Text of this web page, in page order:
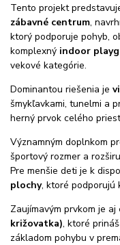
Tento projekt
zábavné centrum,
ktorý podporuje pohyb,
komplexný indoor
vekové kategórie.
Dominantou riešenia je
šmykľavkami, tunelmi a
herný prvok celého
Významným doplnkom
športový rozmer a
Pre menšie deti je k
plochy, ktoré podporujú
Zaujímavým prvkom je aj
križovatka), ktoré
základom pohybu v